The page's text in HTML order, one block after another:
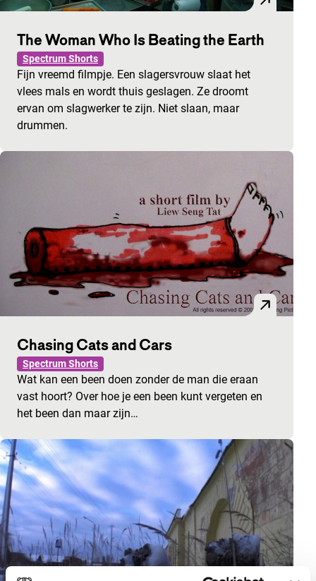
The Woman Who Is Beating the Earth
Spectrum Shorts
Fijn vreemd filmpje. Een slagersvrouw slaat het
vlees mals en wordt thuis geslagen. Ze droomt
ervan om slagwerker te zijn. Niet slaan, maar
drummen.
Chasing Cats and Cars
Spectrum Shorts
Wat kan een been doen zonder de man die eraan
vast hoort? Over hoe je een been kunt vergeten en
het been dan maar zijn…